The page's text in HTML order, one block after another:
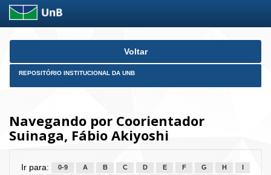
Skip
Voltar
REPOSITÓRIO INSTITUCIONAL DA UNB
Navegando por Coorientador
Suinaga, Fábio Akiyoshi
Ir para: 0-9 A B C D E F G H